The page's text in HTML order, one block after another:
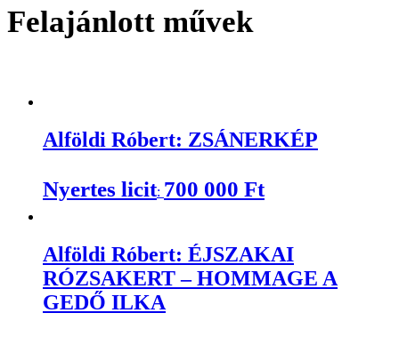
Felajánlott művek
Alföldi Róbert: ZSÁNERKÉP
Nyertes licit: 700 000 Ft
Alföldi Róbert: ÉJSZAKAI
RÓZSAKERT – HOMMAGE A
GEDŐ ILKA